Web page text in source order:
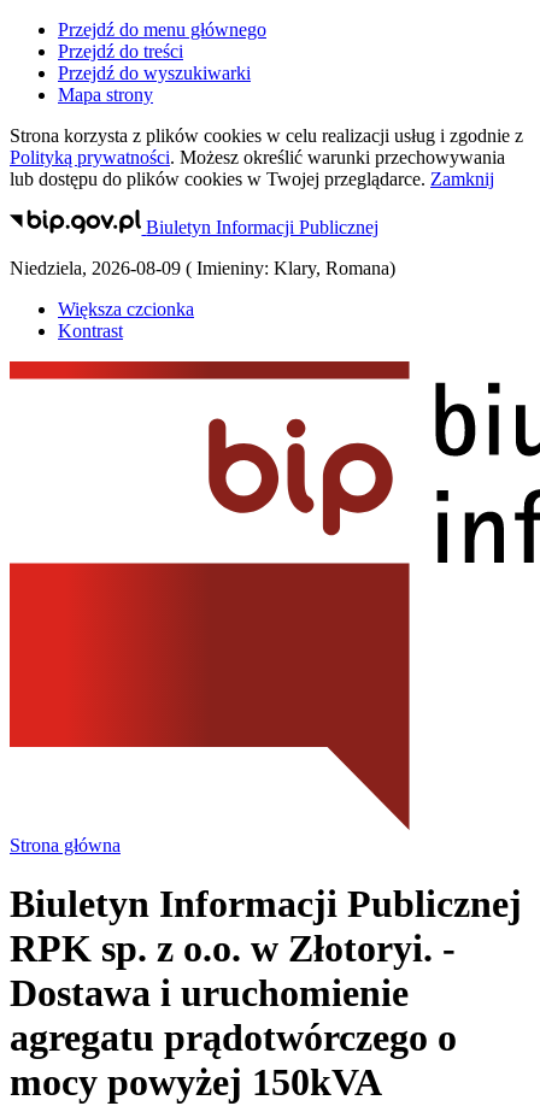
Przejdź do menu głównego
Przejdź do treści
Przejdź do wyszukiwarki
Mapa strony
Strona korzysta z plików cookies w celu realizacji usług i zgodnie z
Polityką prywatności. Możesz określić warunki przechowywania
lub dostępu do plików cookies w Twojej przeglądarce. Zamknij
Biuletyn Informacji Publicznej
Niedziela, 2026-08-09 ( Imieniny: Klary, Romana)
Większa czcionka
Kontrast
Strona główna
Biuletyn Informacji Publicznej
RPK sp. z o.o. w Złotoryi. -
Dostawa i uruchomienie
agregatu prądotwórczego o
mocy powyżej 150kVA